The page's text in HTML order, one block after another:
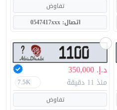
تفاوض
اتصال: 0547417xxx
د.إ. 350,000
منذ 11 دقيقة 7.5K
تفاوض